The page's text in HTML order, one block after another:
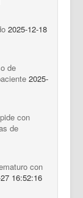
2025-12-18
de
2025-
con
de
con
16:52:16